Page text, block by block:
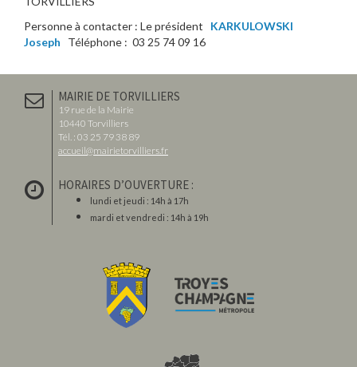
Personne à contacter : Le président
KARKULOWSKI
Joseph Téléphone : 03 25 74 09 16
MAIRIE DE TORVILLIERS
19 rue de la Mairie
10440 Torvilliers
Tél. : 03 25 79 38 89
accueil@mairietorvilliers.fr
HORAIRES D’OUVERTURE :
lundi et jeudi : 14h à 17h
mardi et vendredi : 14h à 19h